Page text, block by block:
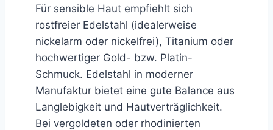
Für sensible Haut empfiehlt sich
rostfreier Edelstahl (idealerweise
nickelarm oder nickelfrei), Titanium oder
hochwertiger Gold- bzw. Platin-
Schmuck. Edelstahl in moderner
Manufaktur bietet eine gute Balance aus
Langlebigkeit und Hautverträglichkeit.
Bei vergoldeten oder rhodinierten